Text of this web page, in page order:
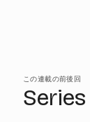
この連載の前後回
Series